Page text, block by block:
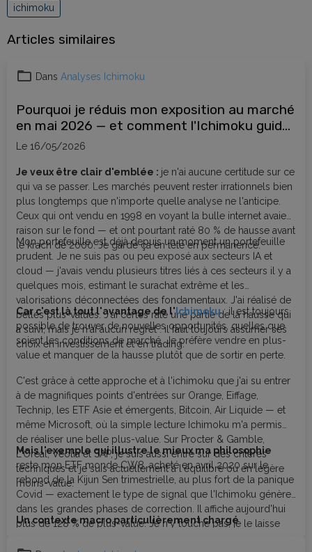
ichimoku
Articles similaires
Dans Analyses Ichimoku
Pourquoi je réduis mon exposition au marché
en mai 2026 — et comment l'Ichimoku guide
mes décisions
Le 16/05/2026
Je veux être clair d'emblée : je n'ai aucune certitude sur ce
qui va se passer. Les marchés peuvent rester irrationnels bien
plus longtemps que n'importe quelle analyse ne l'anticipe.
Ceux qui ont vendu en 1998 en voyant la bulle internet avaient
raison sur le fond — et ont pourtant raté 80 % de hausse avant
le krach de 2000. Je garde ça en tête en permanence.
Mon portefeuille est déjà depuis un moment un portefeuille
prudent. Je ne suis pas ou peu exposé aux secteurs IA et
cloud — j'avais vendu plusieurs titres liés à ces secteurs il y a
quelques mois, estimant le surachat extrême et les
valorisations déconnectées des fondamentaux. J'ai réalisé de
belles plus-values. J'ai certes raté une partie de la hausse qui
a suivi, mais je n'ai aucun regret : il faut toujours assumer ses
choix en investissement et en trading.
Car c'est là tout l'avantage de l'Ichimoku: il est toujours
possible de trouver de nouvelles opportunités, quelles que
soient les conditions de marché. Je préfère vendre en plus-
value et manquer de la hausse plutôt que de sortir en perte.
C'est grâce à cette approche et à l'ichimoku que j'ai su entrer
à de magnifiques points d'entrées sur Orange, Eiffage,
Technip, les ETF Asie et émergents, Bitcoin, Air Liquide — et
même Microsoft, où la simple lecture Ichimoku m'a permis
de réaliser une belle plus-value. Sur Procter & Gamble,
L'Oréal, Véolia et SAP, je suis aussi entré sur des critères
techniques et je suis actuellement à l'équilibre ou en légère
moins-value.
Mais l'exemple qui illustre le mieux ma philosophie
reste mon ETF monde CW8, acheté en avril 2020 sur le
rebond de la Kijun Sen trimestrielle, au plus fort de la panique
Covid — exactement le type de signal que l'Ichimoku génère
dans les grandes phases de correction. Il affiche aujourd'hui
plus de 128 % de plus-value. Je n'y touche pas, je le laisse
Un contexte macro particulièrement chargé